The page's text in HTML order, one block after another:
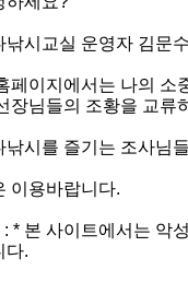
낚시교실 운영자 김문
페이지에서는 나의 소
장님들의 조황을 교류
낚시를 즐기는 조사님
이용바랍니다.
: * 본 사이트에서는 악
다.